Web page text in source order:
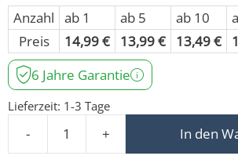
Anzahl ab 1 ab 5 ab 10
Preis
14,99€ 13,99€ 13,49€
6 Jahre Garantie
Lieferzeit: 1-3 Tage
-
Forma Einbaurahmen weißes
+ In den